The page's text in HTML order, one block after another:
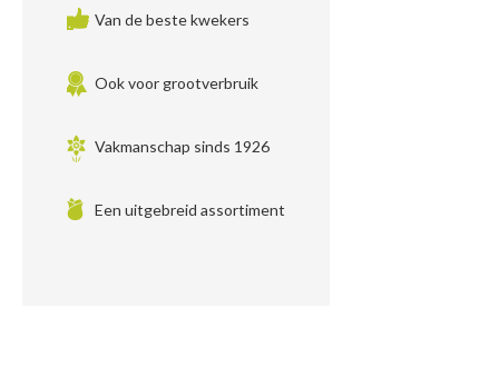
Van de beste kwekers
Ook voor grootverbruik
Vakmanschap sinds 1926
Een uitgebreid assortiment